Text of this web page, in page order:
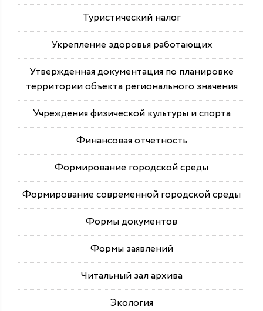
Туристический налог
Укрепление здоровья работающих
Утвержденная документация по планировке
территории объекта регионального значения
Учреждения физической культуры и спорта
Финансовая отчетность
Формирование городской среды
Формирование современной городской среды
Формы документов
Формы заявлений
Читальный зал архива
Экология